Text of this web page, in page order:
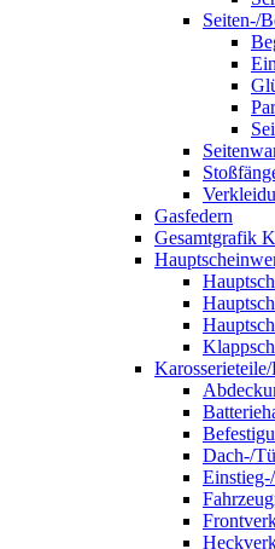
Seiten-/
Gasfedern
Gesamtgrafik
Dach-/